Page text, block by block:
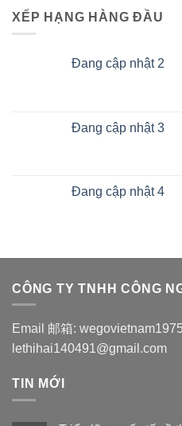
XẾP HẠNG HÀNG ĐẦU
Đang cập nhật 2
Đang cập nhật 3
Đang cập nhật 4
CÔNG TY TNHH CÔNG
Email 邮箱:
lethihai140491@gmail.com
TIN MỚI